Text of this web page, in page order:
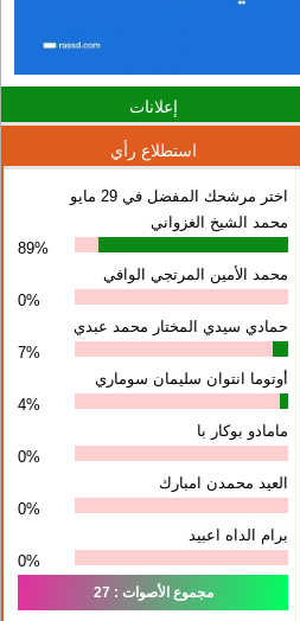
إعلانات
استطلاع رأي
اختر مرشحك المفضل في 29 مايو
محمد الشيخ الغزواني
89%
محمد الأمين المرتجي الوافي
0%
حمادي سيدي المختار محمد عبدي
7%
أوتوما انتوان سلیمان سوماري
4%
مامادو بوكار با
0%
العيد محمدن امبارك
0%
برام الداه اعبيد
0%
مجموع الأصوات : 27